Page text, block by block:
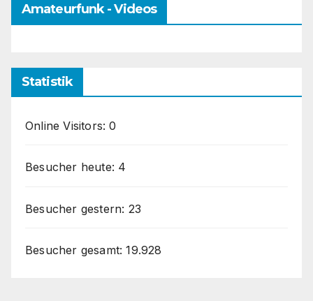
Amateurfunk - Videos
Statistik
Online Visitors:0
Besucher heute: 4
Besucher gestern: 23
Besucher gesamt:19.928